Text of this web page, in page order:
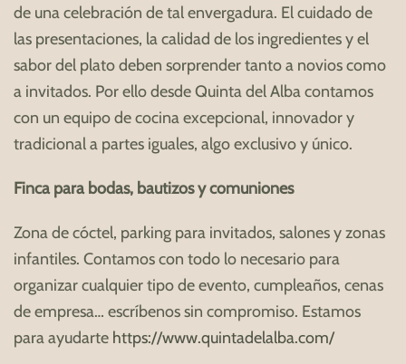
de una celebración de tal envergadura. El cuidado de
las presentaciones, la calidad de los ingredientes y el
sabor del plato deben sorprender tanto a novios como
a invitados. Por ello desde Quinta del Alba contamos
con un equipo de cocina excepcional, innovador y
tradicional a partes iguales, algo exclusivo y único.
Finca para bodas, bautizos y comuniones
Zona de cóctel, parking para invitados, salones y zonas
infantiles. Contamos con todo lo necesario para
organizar cualquier tipo de evento, cumpleaños, cenas
de empresa… escríbenos sin compromiso. Estamos
para ayudarte https://www.quintadelalba.com/